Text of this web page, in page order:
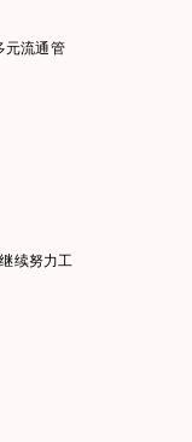
元流通管
续努力工